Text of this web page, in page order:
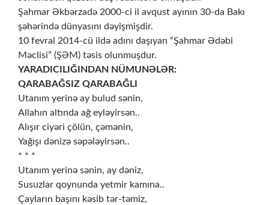
Şahmar Əkbərzadə 2000-ci il avqust ayının 30-da Bakı
şəhərində dünyasını dəyişmişdir.
10 fevral 2014-cü ildə adını daşıyan “Şahmar Ədəbi
Məclisi” (ŞƏM) təsis olunmuşdur.
YARADICILIĞINDAN NÜMUNƏLƏR:
QARABAĞSIZ QARABAĞLI
Utanım yerinə ay bulud sənin,
Allahın altında ağ eyləyirsən..
Alışır ciyəri çölün, çəmənin,
Yağışı dənizə səpələyirsən..
* * *
Utanım yerinə sənin, ay dəniz,
Susuzlar qoynunda yetmir kamına..
Çayların başını kəsib tər-təmiz,